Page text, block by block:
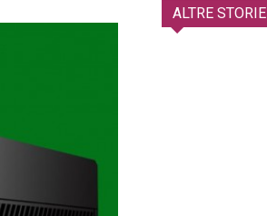
ALTRE STORIE